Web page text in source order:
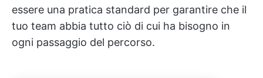
essere una pratica standard per garantire che il
tuo team abbia tutto ciò di cui ha bisogno in
ogni passaggio del percorso.